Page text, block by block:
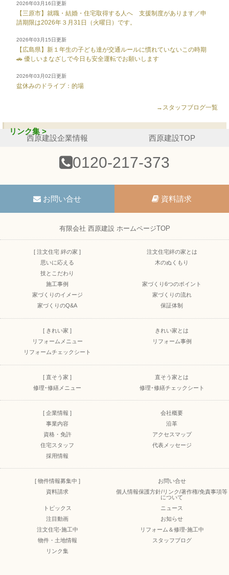
2026年03月16日更新
【三原市】就職・結婚・住宅取得する人へ 支援制度があります／申
請期限は2026年３月31日（火曜日）です。
2026年03月15日更新
【広島県】新１年生の子ども達が交通ルールに慣れていないこの時期
🚗 優しいまなざしで今日も安全運転でお願いします
2026年03月02日更新
盆休みのドライブ：的場
→スタッフブログ一覧
リンク集 >
西原建設企業情報 西原建設TOP
0120-217-373
お問い合せ 資料請求
有限会社 西原建設 ホームページTOP
[ 注文住宅 絆の家 ]
注文住宅絆の家とは
思いに応える
木のぬくもり
技とこだわり
施工事例
家づくり6つのポイント
家づくりのイメージ
家づくりの流れ
家づくりのQ&A
保証体制
[ きれい家 ]
きれい家とは
リフォームメニュー
リフォーム事例
リフォームチェックシート
[ 直そう家 ]
直そう家とは
修理･修繕メニュー
修理･修繕チェックシート
[ 企業情報 ]
会社概要
事業内容
沿革
資格・免許
アクセスマップ
住宅スタッフ
代表メッセージ
採用情報
[ 物件情報募集中 ]
お問い合せ
資料請求
個人情報保護方針/リンク/著作権/免責事項等
について
トピックス
ニュース
注目動画
お知らせ
注文住宅-施工中
リフォーム＆修理-施工中
物件・土地情報
スタッフブログ
リンク集